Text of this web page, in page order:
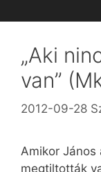
„Aki
van”
2012-09-28
Amikor János
megtiltották